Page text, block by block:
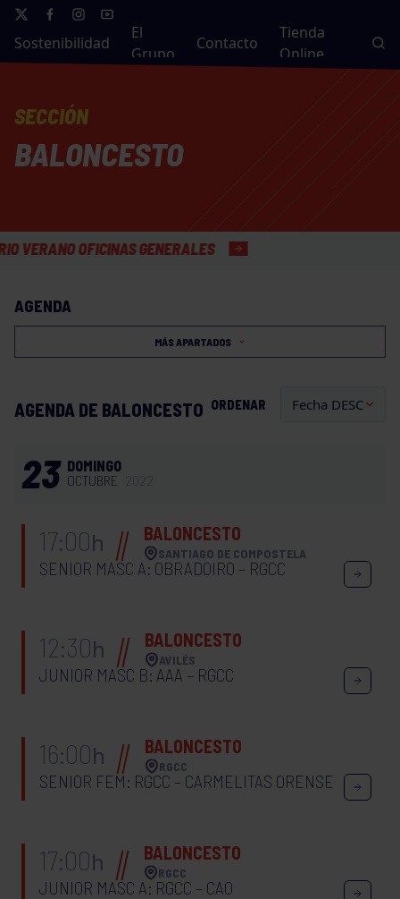
Sostenibilidad
El
Grupo
Contacto
Tienda
Online
SECCIÓN
BALONCESTO
OFICINAS GENERALES
AGENDA
MÁS APARTADOS
AGENDA DE BALONCESTO ORDENAR
23 DOMINGO
OCTUBRE
17:00h BALONCESTO
SANTIAGO DE COMPOSTELA
SENIOR MASC A: OBRADOIRO – RGCC
12:30h BALONCESTO
AVILÉS
JUNIOR MASC B: AAA – RGCC
16:00h BALONCESTO
RGCC
SENIOR FEM: RGCC – CARMELITAS ORENSE
17:00h BALONCESTO
RGCC
JUNIOR MASC A: RGCC – CAO